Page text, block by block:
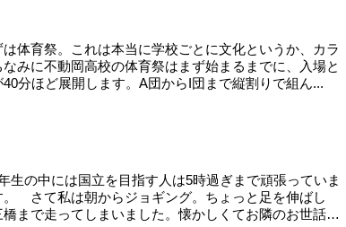
体育祭。これは本当に学校ごとに文化というか、カラ
みに不動岡高校の体育祭はまず始まるまでに、入場と
分ほど展開します。A団からI団まで縦割りで組ん...
生の中には国立を目指す人は5時過ぎまで頑張っていま
。 さて私は朝からジョギング。ちょっと足を伸ばし
まで走ってしまいました。懐かしくてお隣のお世話